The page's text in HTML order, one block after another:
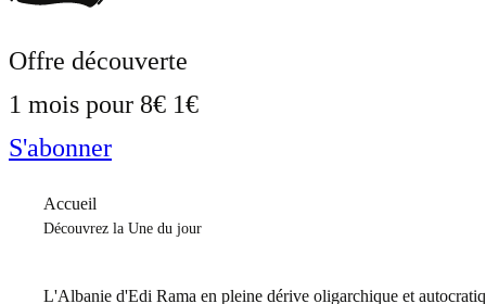
Offre découverte
1 mois pour 8€ 1€
S'abonner
Accueil
Découvrez la Une du jour
L'Albanie d'Edi Rama en pleine dérive oligarchique et